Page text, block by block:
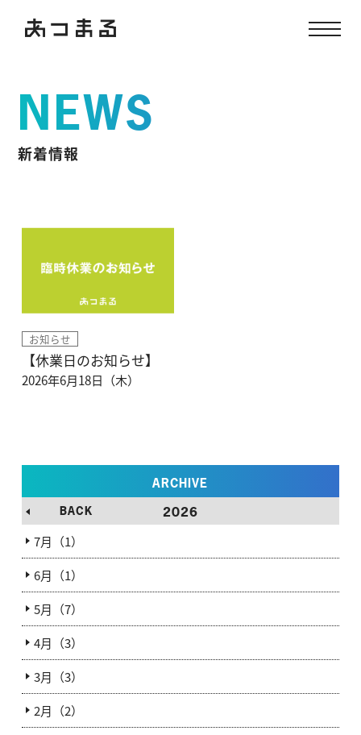
NEWS
新着情報
お知らせ
【休業日のお知らせ】
2026年6月18日（木）
ARCHIVE
BACK 2026
7月（1）
6月（1）
5月（7）
4月（3）
3月（3）
2月（2）